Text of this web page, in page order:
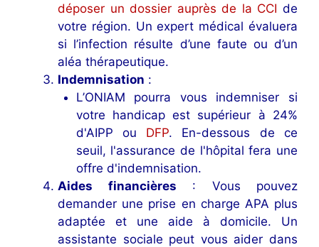
déposer un dossier auprès de la CCI de
votre région. Un expert médical évaluera
si l’infection résulte d’une faute ou d’un
aléa thérapeutique.
Indemnisation :
L’ONIAM pourra vous indemniser si
votre handicap est supérieur à 24%
d'AIPP ou DFP. En-dessous de ce
seuil, l'assurance de l'hôpital fera une
offre d'indemnisation.
Aides financières : Vous pouvez
demander une prise en charge APA plus
adaptée et une aide à domicile. Un
assistante sociale peut vous aider dans